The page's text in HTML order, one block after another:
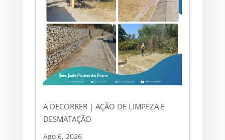
A DECORRER | AÇÃO DE LIMPEZA E
DESMATAÇÃO
Ago 6, 2026